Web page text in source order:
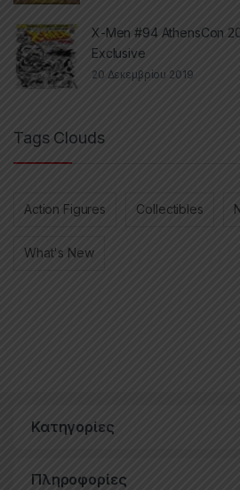
X-Men #94 AthensCon
Exclusive
20 Δεκεμβρίου 2019
Tags Clouds
Action Figures Collectibles
What's New
Κατηγορίες
Πληροφορίες